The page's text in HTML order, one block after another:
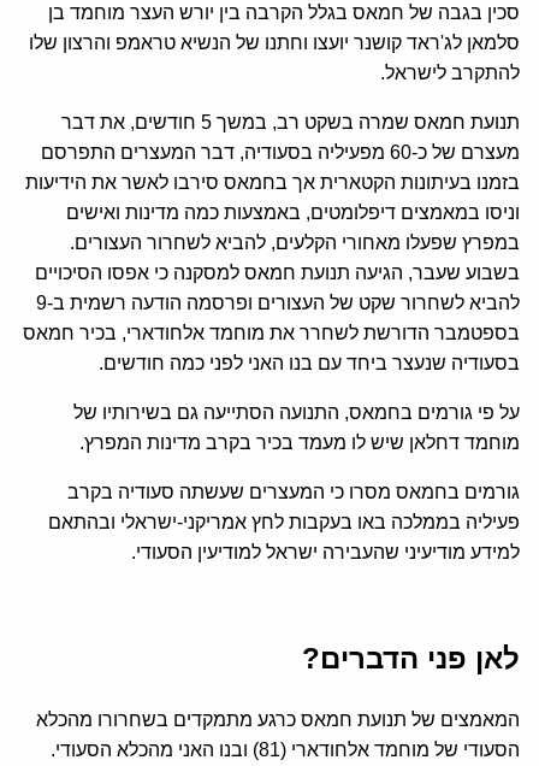
סכין בגבה של חמאס בגלל הקרבה בין יורש העצר מוחמד בן
סלמאן לג'ראד קושנר יועצו וחתנו של הנשיא טראמפ והרצון שלו
להתקרב לישראל.
תנועת חמאס שמרה בשקט רב, במשך 5 חודשים, את דבר
מעצרם של כ-60 מפעיליה בסעודיה, דבר המעצרים התפרסם
בזמנו בעיתונות הקטארית אך בחמאס סירבו לאשר את הידיעות
וניסו במאמצים דיפלומטים, באמצעות כמה מדינות ואישים
במפרץ שפעלו מאחורי הקלעים, להביא לשחרור העצורים.
בשבוע שעבר, הגיעה תנועת חמאס למסקנה כי אפסו הסיכויים
להביא לשחרור שקט של העצורים ופרסמה הודעה רשמית ב-9
בספטמבר הדורשת לשחרר את מוחמד אלחודארי, בכיר חמאס
בסעודיה שנעצר ביחד עם בנו האני לפני כמה חודשים.
על פי גורמים בחמאס, התנועה הסתייעה גם בשירותיו של
מוחמד דחלאן שיש לו מעמד בכיר בקרב מדינות המפרץ.
גורמים בחמאס מסרו כי המעצרים שעשתה סעודיה בקרב
פעיליה בממלכה באו בעקבות לחץ אמריקני-ישראלי ובהתאם
למידע מודיעיני שהעבירה ישראל למודיעין הסעודי.
לאן פני הדברים?
המאמצים של תנועת חמאס כרגע מתמקדים בשחרורו מהכלא
הסעודי של מוחמד אלחודארי (81) ובנו האני מהכלא הסעודי.